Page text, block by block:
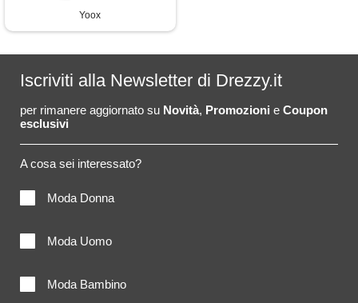
Yoox
Iscriviti alla Newsletter di Drezzy.it
per rimanere aggiornato su Novità, Promozioni e Coupon
esclusivi
A cosa sei interessato?
Moda Donna
Moda Uomo
Moda Bambino